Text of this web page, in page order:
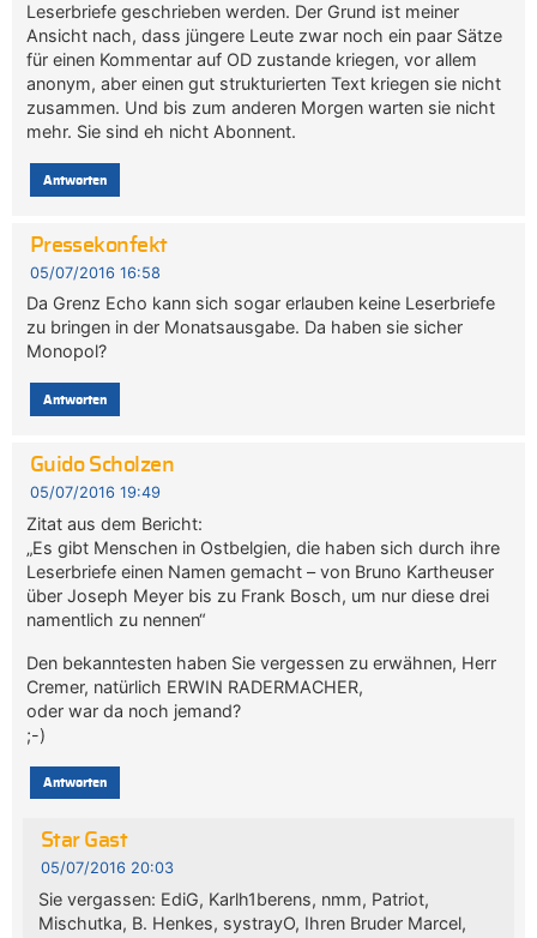
Leserbriefe geschrieben werden. Der Grund ist meiner
Ansicht nach, dass jüngere Leute zwar noch ein paar Sätze
für einen Kommentar auf OD zustande kriegen, vor allem
anonym, aber einen gut strukturierten Text kriegen sie nicht
zusammen. Und bis zum anderen Morgen warten sie nicht
mehr. Sie sind eh nicht Abonnent.
Antworten
Pressekonfekt
05/07/2016 16:58
Da Grenz Echo kann sich sogar erlauben keine Leserbriefe
zu bringen in der Monatsausgabe. Da haben sie sicher
Monopol?
Antworten
Guido Scholzen
05/07/2016 19:49
Zitat aus dem Bericht:
„Es gibt Menschen in Ostbelgien, die haben sich durch ihre
Leserbriefe einen Namen gemacht – von Bruno Kartheuser
über Joseph Meyer bis zu Frank Bosch, um nur diese drei
namentlich zu nennen“
Den bekanntesten haben Sie vergessen zu erwähnen, Herr
Cremer, natürlich ERWIN RADERMACHER,
oder war da noch jemand?
;-)
Antworten
Star Gast
05/07/2016 20:03
Sie vergassen: EdiG, Karlh1berens, nmm, Patriot,
Mischutka, B. Henkes, systrayO, Ihren Bruder Marcel,